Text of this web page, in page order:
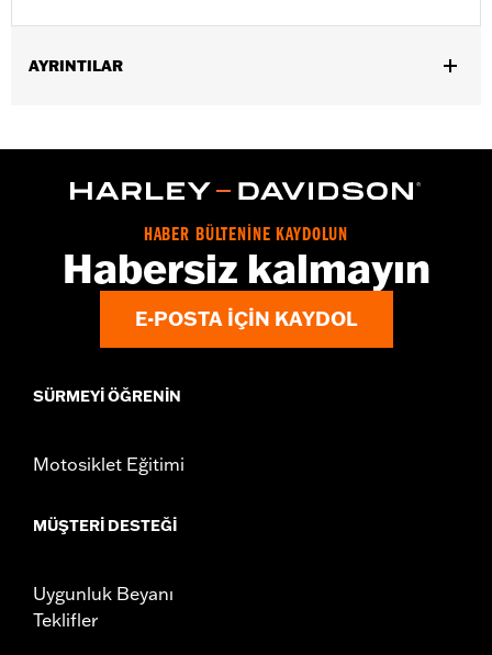
AYRINTILAR
In the Box: 22-fl oz (650 ml) Bottle
HABER BÜLTENİNE KAYDOLUN
Habersiz kalmayın
E-POSTA IÇIN KAYDOL
SÜRMEYI ÖĞRENIN
Motosiklet Eğitimi
MÜŞTERI DESTEĞI
Uygunluk Beyanı
Teklifler